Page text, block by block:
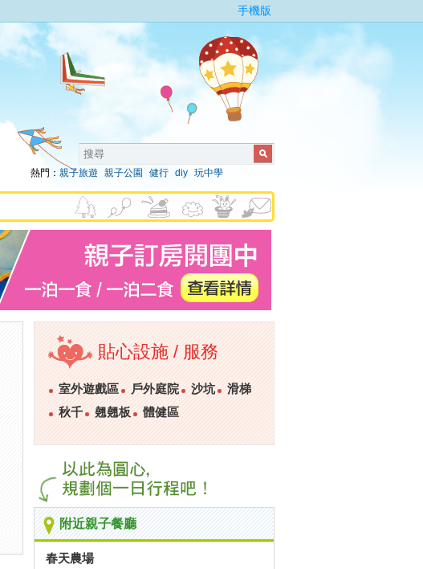
手機版
熱門： 親子旅遊 親子公園 健行 diy 玩中學
貼心設施 / 服務
室外遊戲區 戶外庭院 沙坑
滑梯
秋千
翹翹板 體健區
附近親子餐廳
春天農場